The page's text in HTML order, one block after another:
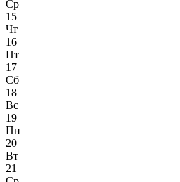
Ср
15
Чт
16
Пт
17
Сб
18
Вс
19
Пн
20
Вт
21